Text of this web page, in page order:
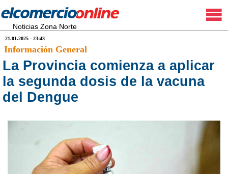
Noticias Zona Norte
21.01.2025 - 23:43
Información General
La Provincia comienza a aplicar
la segunda dosis de la vacuna
del Dengue